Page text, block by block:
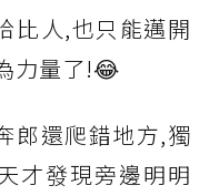
比人,也只能邁開
力量了!😂
郎還爬錯地方,獨
才發現旁邊明明